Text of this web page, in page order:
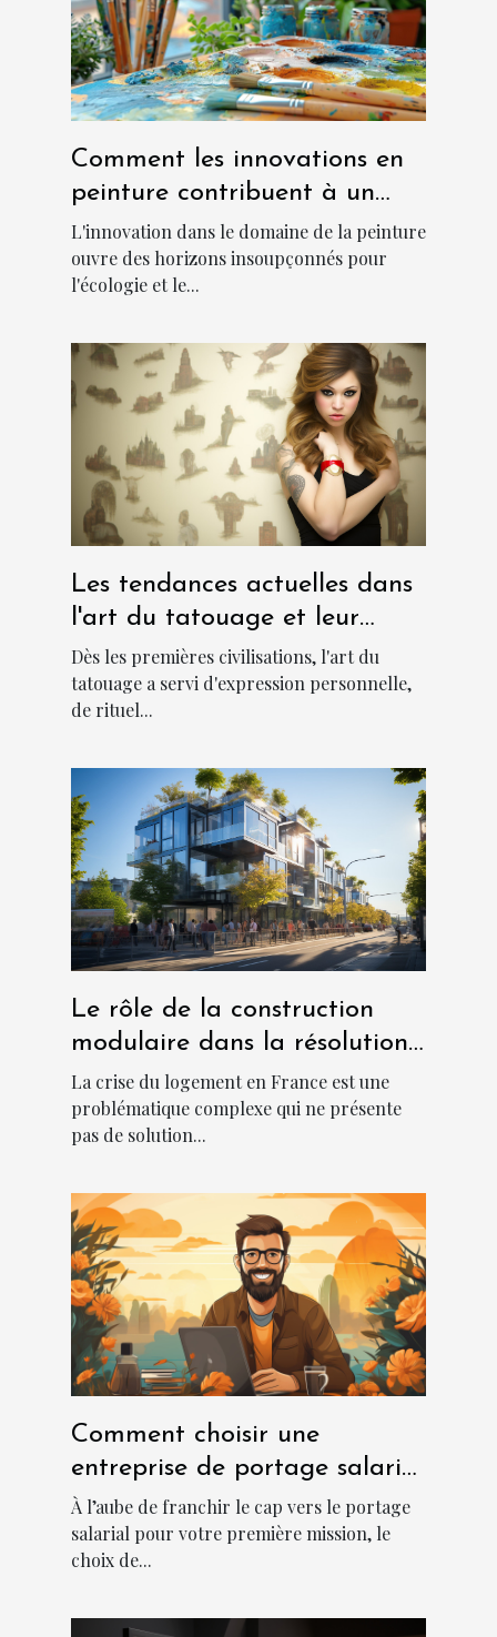
Comment les innovations en
peinture contribuent à un
environnement plus frais et
durable
L'innovation dans le domaine de la peinture
ouvre des horizons insoupçonnés pour
l'écologie et le...
Les tendances actuelles dans
l'art du tatouage et leur
signification culturelle
Dès les premières civilisations, l'art du
tatouage a servi d'expression personnelle,
de rituel...
Le rôle de la construction
modulaire dans la résolution
de la crise du logement en
France
La crise du logement en France est une
problématique complexe qui ne présente
pas de solution...
Comment choisir une
entreprise de portage salarial
?
À l’aube de franchir le cap vers le portage
salarial pour votre première mission, le
choix de...